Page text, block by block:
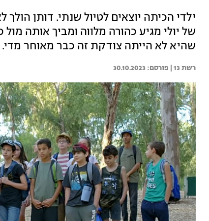
ילדי הכיתה יוצאים לטיול שנתי. דותן
של יולי מגיע כהורה מלווה ומביך אותה
שהיא לא הייתה צודקת זה כבר מאוחר מדי.
רשת 13 | 30.10.2023